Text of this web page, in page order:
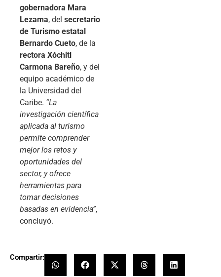
gobernadora Mara
Lezama, del secretario
de Turismo estatal
Bernardo Cueto, de la
rectora Xóchitl
Carmona Bareño, y del
equipo académico de
la Universidad del
Caribe. “La
investigación científica
aplicada al turismo
permite comprender
mejor los retos y
oportunidades del
sector, y ofrece
herramientas para
tomar decisiones
basadas en evidencia”,
concluyó.
Compartir: